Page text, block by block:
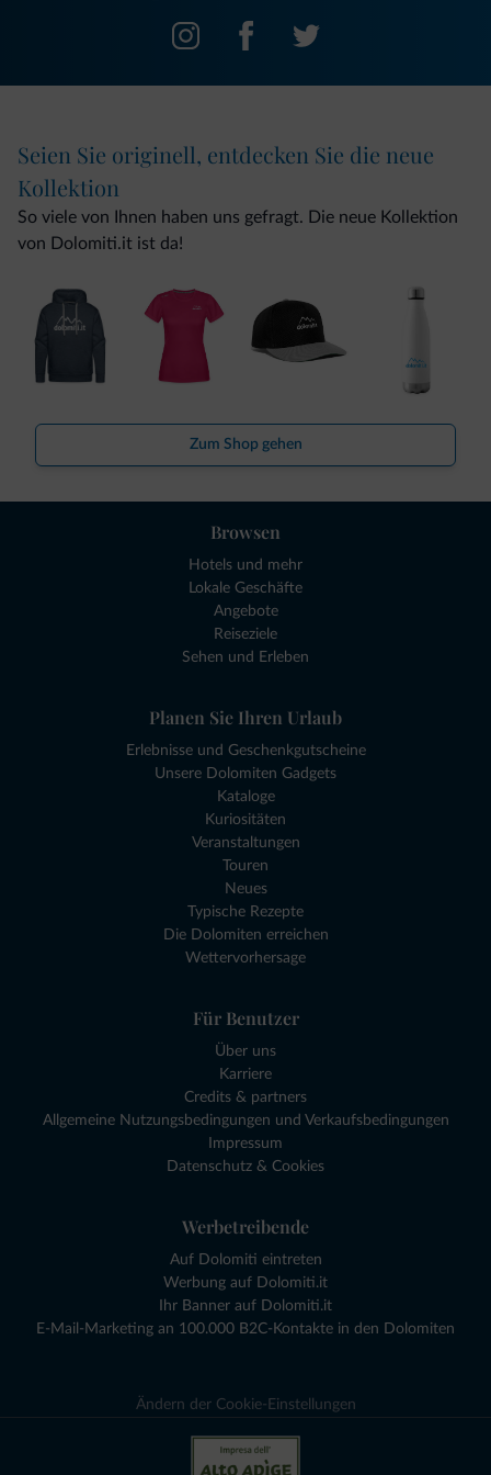
Seien Sie originell, entdecken Sie die neue
Kollektion
So viele von Ihnen haben uns gefragt. Die neue Kollektion
von Dolomiti.it ist da!
Zum Shop gehen
Browsen
Hotels und mehr
Lokale Geschäfte
Angebote
Reiseziele
Sehen und Erleben
Planen Sie Ihren Urlaub
Erlebnisse und Geschenkgutscheine
Unsere Dolomiten Gadgets
Kataloge
Kuriositäten
Veranstaltungen
Touren
Neues
Typische Rezepte
Die Dolomiten erreichen
Wettervorhersage
Für Benutzer
Über uns
Karriere
Credits & partners
Allgemeine Nutzungsbedingungen und Verkaufsbedingungen
Impressum
Datenschutz & Cookies
Werbetreibende
Auf Dolomiti eintreten
Werbung auf Dolomiti.it
Ihr Banner auf Dolomiti.it
E-Mail-Marketing an 100.000 B2C-Kontakte in den Dolomiten
Ändern der Cookie-Einstellungen